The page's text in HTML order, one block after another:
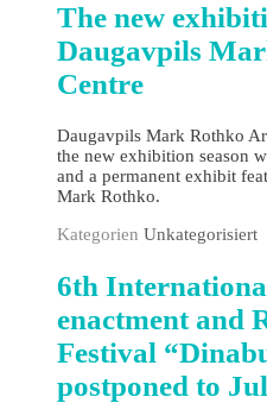
The new
Daugavpils
Centre
Daugavpils Mark Rothko
the new exhibition season
and a permanent exhibit
Mark Rothko.
Kategorien Unkategorisiert
6th
enactment and
Festival
postponed to